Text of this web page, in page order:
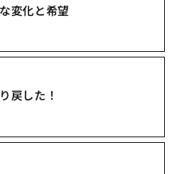
変化と希望
戻した！